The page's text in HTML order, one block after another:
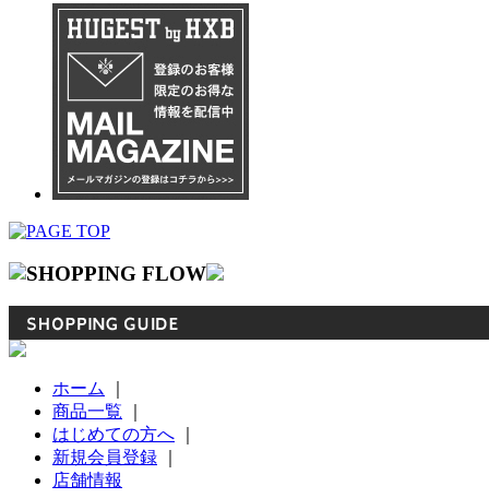
ホーム
商品一覧
はじめての方へ
新規会員登録
店舗情報